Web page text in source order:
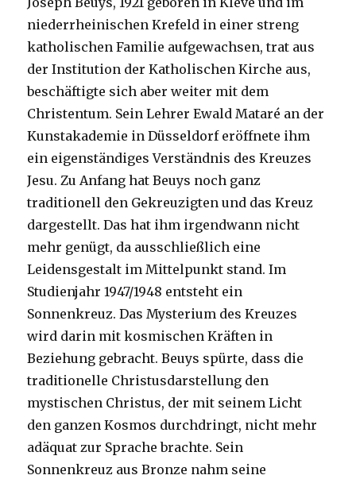
niederrheinischen Krefeld in einer streng
katholischen Familie aufgewachsen, trat aus
der Institution der Katholischen Kirche aus,
beschäftigte sich aber weiter mit dem
Christentum. Sein Lehrer Ewald Mataré an der
Kunstakademie in Düsseldorf eröffnete ihm
ein eigenständiges Verständnis des Kreuzes
Jesu. Zu Anfang hat Beuys noch ganz
traditionell den Gekreuzigten und das Kreuz
dargestellt. Das hat ihm irgendwann nicht
mehr genügt, da ausschließlich eine
Leidensgestalt im Mittelpunkt stand. Im
Studienjahr 1947/1948 entsteht ein
Sonnenkreuz. Das Mysterium des Kreuzes
wird darin mit kosmischen Kräften in
Beziehung gebracht. Beuys spürte, dass die
traditionelle Christusdarstellung den
mystischen Christus, der mit seinem Licht
den ganzen Kosmos durchdringt, nicht mehr
adäquat zur Sprache brachte. Sein
Sonnenkreuz aus Bronze nahm seine